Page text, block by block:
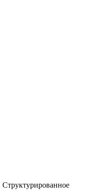
Структурированное